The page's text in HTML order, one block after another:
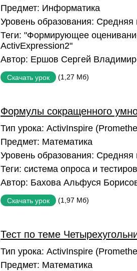
Предмет: Информатика
Уровень образования: Средняя
Теги: "Формирующее
ActivExpression2"
Автор: Ершов Сергей
Скачать урок (1,27 Мб)
Формулы сокращенного
Тип урока: ActivInspire
Предмет: Математика
Уровень образования: Средняя
Теги: система опроса и
Автор: Бахова Альфуся
Скачать урок (1,97 Мб)
Тест по теме
Тип урока: ActivInspire
Предмет: Математика